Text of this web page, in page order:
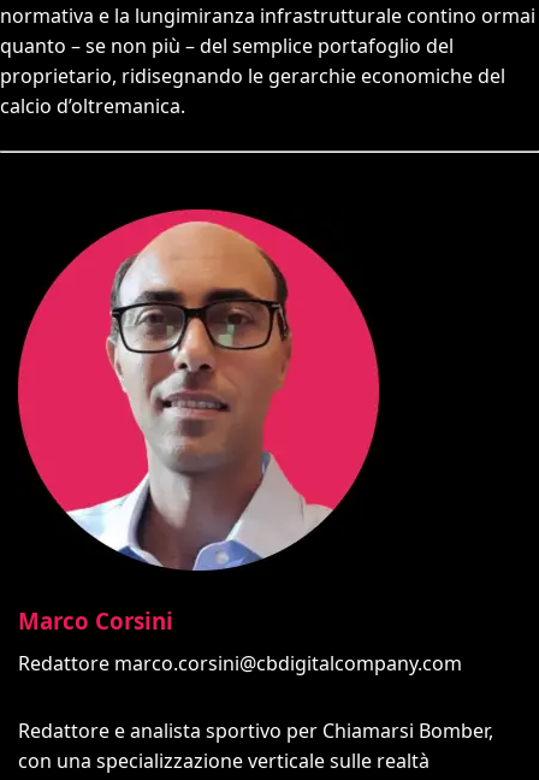
normativa e la lungimiranza infrastrutturale contino ormai
quanto – se non più – del semplice portafoglio del
proprietario, ridisegnando le gerarchie economiche del
calcio d’oltremanica.
Marco Corsini
Redattore marco.corsini@cbdigitalcompany.com
Redattore e analista sportivo per Chiamarsi Bomber,
con una specializzazione verticale sulle realtà